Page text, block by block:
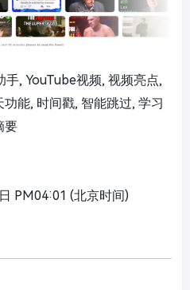
手, YouTube视频, 视频亮点,
能, 时间戳, 智能跳过, 学习
要
PM04:01 (北京时间)